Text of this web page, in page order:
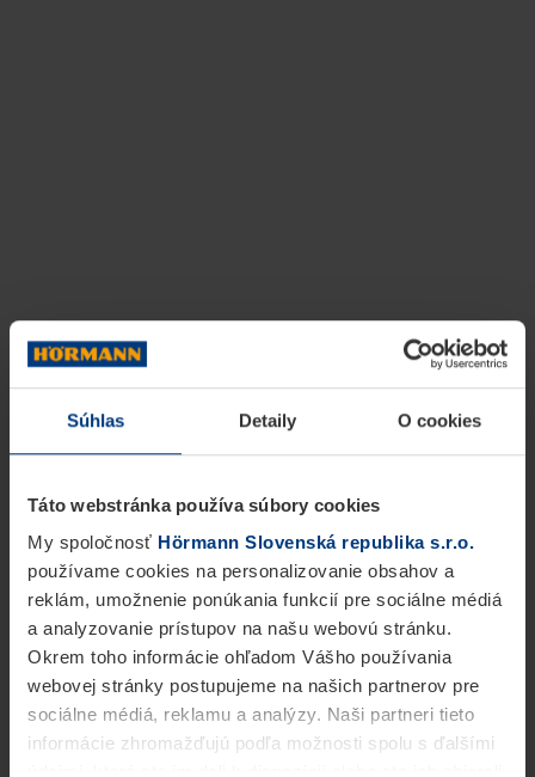
Súhlas Detaily O cookies
Táto webstránka používa súbory cookies
My spoločnosť Hörmann Slovenská republika s.r.o.
používame cookies na personalizovanie obsahov a
reklám, umožnenie ponúkania funkcií pre sociálne médiá
a analyzovanie prístupov na našu webovú stránku.
Okrem toho informácie ohľadom Vášho používania
webovej stránky postupujeme na našich partnerov pre
sociálne médiá, reklamu a analýzy. Naši partneri tieto
informácie zhromažďujú podľa možnosti spolu s ďalšími